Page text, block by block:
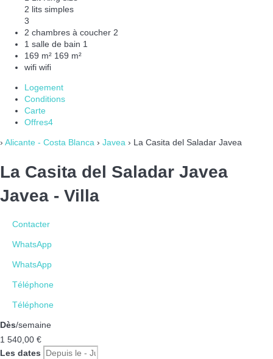
2 lits simples
3
2 chambres à coucher 2
1 salle de bain 1
169 m² 169 m²
wifi wifi
Logement
Conditions
Carte
Offres4
› Alicante - Costa Blanca › Javea › La Casita del Saladar Javea
La Casita del Saladar Javea
Javea - Villa
Contacter
WhatsApp
WhatsApp
Téléphone
Téléphone
Dès/semaine
1 540,00 €
Les dates